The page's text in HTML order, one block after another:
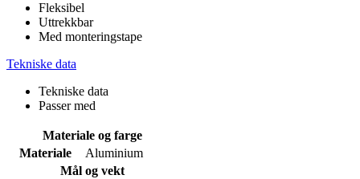
Fleksibel
Uttrekkbar
Med monteringstape
Tekniske data
Tekniske data
Passer med
Materiale og farge
Materiale
Aluminium
Mål og vekt